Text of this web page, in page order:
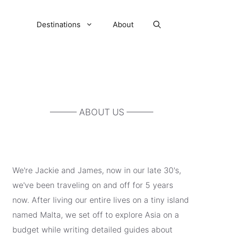
Destinations About
——— ABOUT US ———
We're Jackie and James, now in our late 30's,
we've been traveling on and off for 5 years
now. After living our entire lives on a tiny island
named Malta, we set off to explore Asia on a
budget while writing detailed guides about